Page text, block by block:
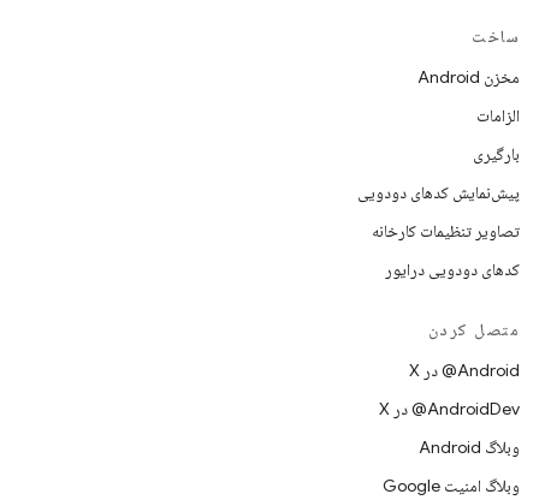
ساخت
مخزن Android
الزامات
بارگیری
پیش‌نمایش کدهای دودویی
تصاویر تنظیمات کارخانه
کدهای دودویی درایور
متصل کردن
‫‎@Android در X
‫‎@AndroidDev در X
وبلاگ Android
وبلاگ امنیت Google